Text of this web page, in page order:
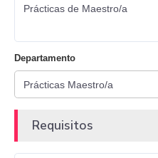
Prácticas de Maestro/a
Departamento
Requisitos